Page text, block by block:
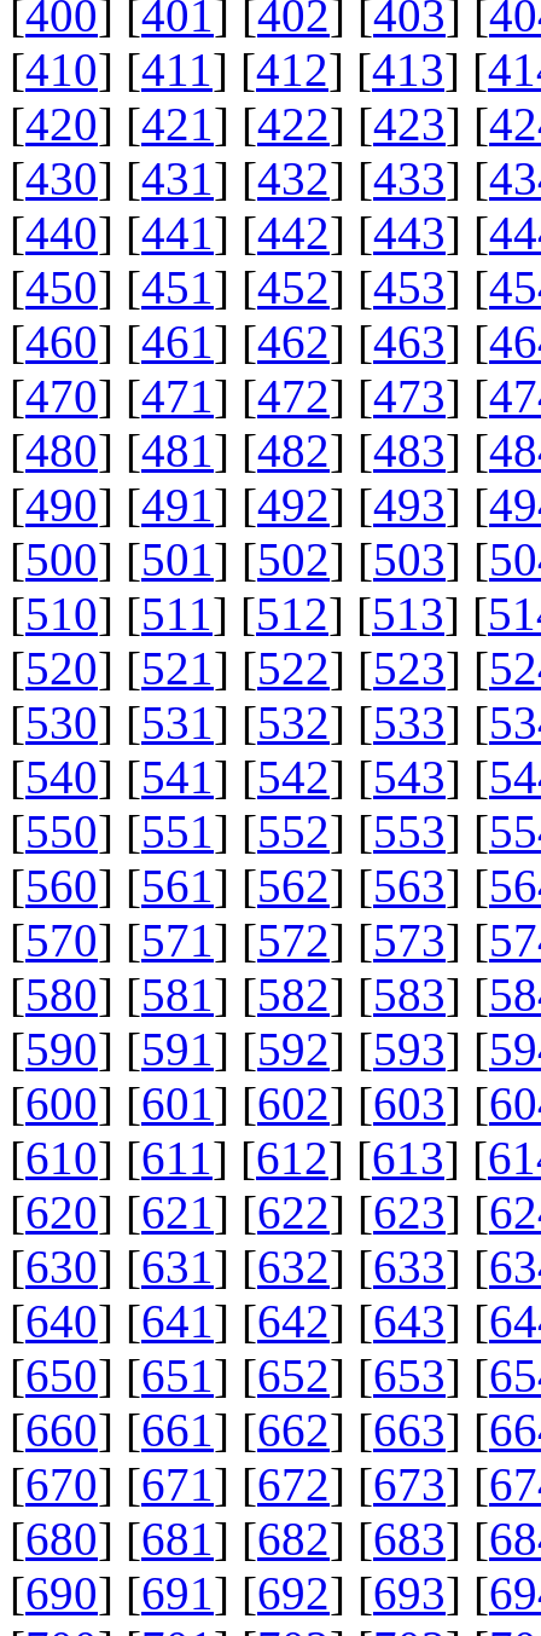
[400] [401] [402] [403] [
[410] [411] [412] [413] [
[420] [421] [422] [423] [
[430] [431] [432] [433] [
[440] [441] [442] [443] [
[450] [451] [452] [453] [
[460] [461] [462] [463] [
[470] [471] [472] [473] [
[480] [481] [482] [483] [
[490] [491] [492] [493] [
[500] [501] [502] [503] [
[510] [511] [512] [513] [
[520] [521] [522] [523] [
[530] [531] [532] [533] [
[540] [541] [542] [543] [
[550] [551] [552] [553] [
[560] [561] [562] [563] [
[570] [571] [572] [573] [
[580] [581] [582] [583] [
[590] [591] [592] [593] [
[600] [601] [602] [603] [
[610] [611] [612] [613] [
[620] [621] [622] [623] [
[630] [631] [632] [633] [
[640] [641] [642] [643] [
[650] [651] [652] [653] [
[660] [661] [662] [663] [
[670] [671] [672] [673] [
[680] [681] [682] [683] [
[690] [691] [692] [693] [